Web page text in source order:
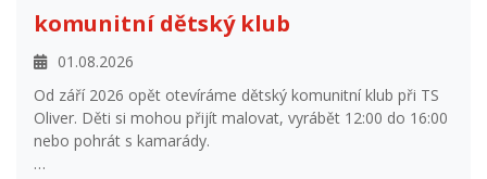
01.08.2026
Od září 2026 opět otevíráme dětský komunitní klub při TS
Oliver. Děti si mohou přijít malovat, vyrábět 12:00 do 16:00
nebo pohrát s kamarády.
fotogalerie